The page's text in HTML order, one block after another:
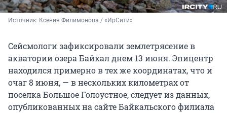
Источник: Ксения Филимонова / «ИрСити»
Сейсмологи зафиксировали землетрясение в
акватории озера Байкал днем 13 июня. Эпицентр
находился примерно в тех же координатах, что и
очаг 8 июня, — в нескольких километрах от
поселка Большое Голоустное, следует из данных,
опубликованных на сайте Байкальского филиала